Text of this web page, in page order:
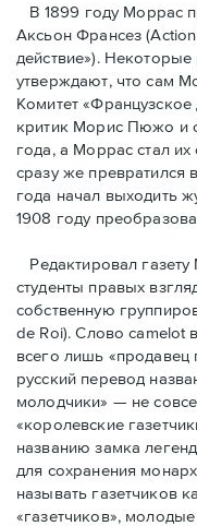
В 1899 году Моррас
Аксьон Франсез
действие»).
утверждают, что сам
Комитет «Французское
критик Морис Пюжо и
года, а Моррас стал
сразу же превратился
года начал выходить
1908 году
Редактировал
студенты правых
собственную
de Roi). Слово camelot
всего лишь «продавец
русский перевод
молодчики» — не
«королевские
названию замка
для сохранения
называть газетчиков
«газетчиков»,